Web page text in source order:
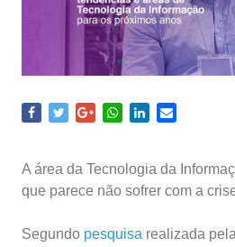
A área da Tecnologia da
que parece não sofrer com a
Segundo pesquisa realizada